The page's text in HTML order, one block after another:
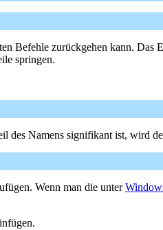
Befehle zurückgehen kann.
springen.
des Namens signifikant ist, wird
Wenn man die unter